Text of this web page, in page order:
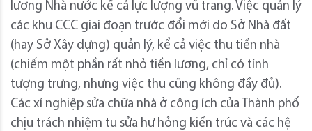
lương Nhà nước kể cả lực lượng vũ trang. Việc quản lý
các khu CCC giai đoạn trước đổi mới do Sở Nhà đất
(hay Sở Xây dựng) quản lý, kể cả việc thu tiền nhà
(chiếm một phần rất nhỏ tiền lương, chỉ có tính
tượng trưng, nhưng việc thu cũng không đầy đủ).
Các xí nghiệp sửa chữa nhà ở công ích của Thành phố
chịu trách nhiệm tu sửa hư hỏng kiến trúc và các hệ